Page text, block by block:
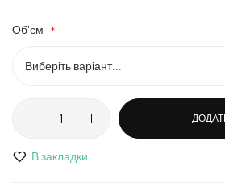
Об'єм
В закладки